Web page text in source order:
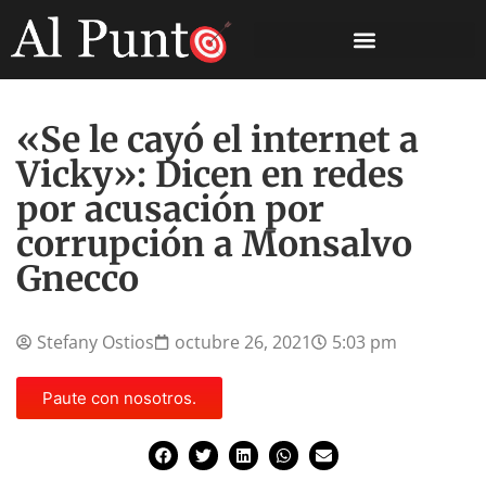
«Se le cayó el internet a
Vicky»: Dicen en redes
por acusación por
corrupción a Monsalvo
Gnecco
Stefany Ostios octubre 26, 2021 5:03 pm
Paute con nosotros.